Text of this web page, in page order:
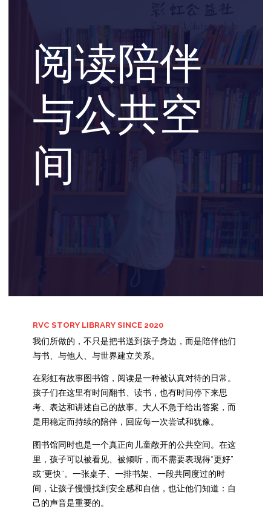
阅读陪伴
与公共空
间
RVC STORY LIBRARY SINCE 2020
我们所做的，不只是把书送到孩子身边，而是陪伴他们
与书、与他人、与世界建立关系。
在彩虹有故事图书馆，阅读是一种被认真对待的日常。
孩子们在这里有时间翻书、读书，也有时间停下来思
考、表达和讲述自己的故事。大人不急于给出答案，而
是用稳定而持续的陪伴，回应每一次尝试和犹豫。
图书馆同时也是一个真正向儿童敞开的公共空间。在这
里，孩子可以被看见、被倾听，而不需要表现得“更好”
或“更快”。一张桌子、一排书架、一段共同度过的时
间，让孩子慢慢找到安全感和自信，也让他们知道：自
己的声音是重要的。